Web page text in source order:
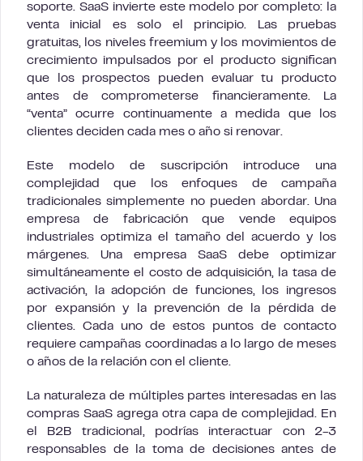
soporte. SaaS invierte este modelo por completo: la
venta inicial es solo el principio. Las pruebas
gratuitas, los niveles freemium y los movimientos de
crecimiento impulsados por el producto significan
que los prospectos pueden evaluar tu producto
antes de comprometerse financieramente. La
“venta” ocurre continuamente a medida que los
clientes deciden cada mes o año si renovar.
Este modelo de suscripción introduce una
complejidad que los enfoques de campaña
tradicionales simplemente no pueden abordar. Una
empresa de fabricación que vende equipos
industriales optimiza el tamaño del acuerdo y los
márgenes. Una empresa SaaS debe optimizar
simultáneamente el costo de adquisición, la tasa de
activación, la adopción de funciones, los ingresos
por expansión y la prevención de la pérdida de
clientes. Cada uno de estos puntos de contacto
requiere campañas coordinadas a lo largo de meses
o años de la relación con el cliente.
La naturaleza de múltiples partes interesadas en las
compras SaaS agrega otra capa de complejidad. En
el B2B tradicional, podrías interactuar con 2-3
responsables de la toma de decisiones antes de